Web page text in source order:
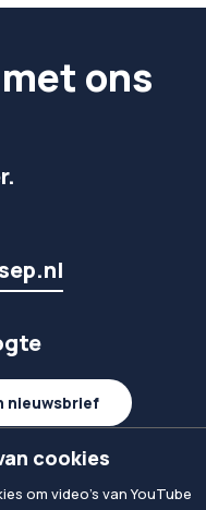
ons
nieuwsbrief
linkedIn
cookies
om video's van YouTube